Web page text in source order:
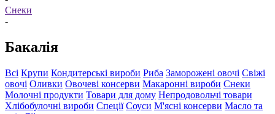
Снеки
-
Бакалія
Всі Крупи Кондитерські вироби Риба Заморожені овочі Свіжі
овочі Оливки Овочеві консерви Макаронні вироби Снеки
Молочні продукти Товари для дому Непродовольчі товари
Хлібобулочні вироби Спеції Соуси М'ясні консерви Масло та